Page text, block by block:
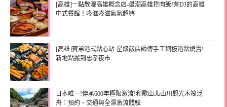
[高雄]一點散漫高雄概念店-最潮高雄控肉飯!有DJ的高雄
中式餐館！咚滋咚滋氣氛超嗨
[高雄]寶弟港式點心站-星級飯店師傅手工銅板港點燒賣!
新地點搬到忠孝夜市
日本唯一!傳承600年極限激流!和歌山北山川觀光木筏泛
舟：預約、交通與全濕激流體驗